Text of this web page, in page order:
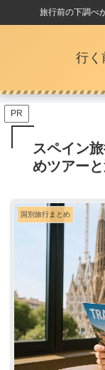
旅行前の下調べ
行く
PR
スペイン
めツアー
国別旅行まとめ